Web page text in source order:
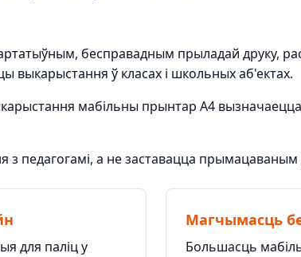
бесправадным прыладай друку,
выкарыстання ў класах і школьных аб'ектах.
мабільны прынтар A4
педагогамі, а не заставацца прымацаваным
для паліц у
Магчымасць
Большасць